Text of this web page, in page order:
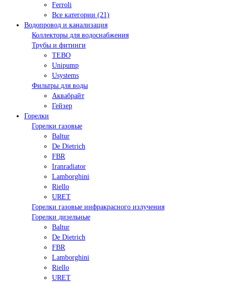
Ferroli
Все категории (21)
Водопровод и канализация
Коллекторы для водоснабжения
Трубы и фитинги
TEBO
Unipump
Usystems
Фильтры для воды
Аквабрайт
Гейзер
Горелки
Горелки газовые
Baltur
De Dietrich
FBR
Iranradiator
Lamborghini
Riello
URET
Горелки газовые инфракрасного излучения
Горелки дизельные
Baltur
De Dietrich
FBR
Lamborghini
Riello
URET